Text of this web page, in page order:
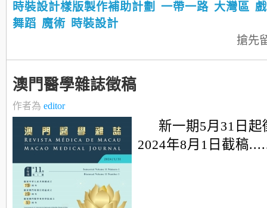
時裝設計樣版製作補助計劃
一帶一路 大灣區
舞蹈 魔術 時裝設計
搶先
澳門醫學雜誌徵稿
作者為 editor
新一期5月31日
2024年8月1日截稿